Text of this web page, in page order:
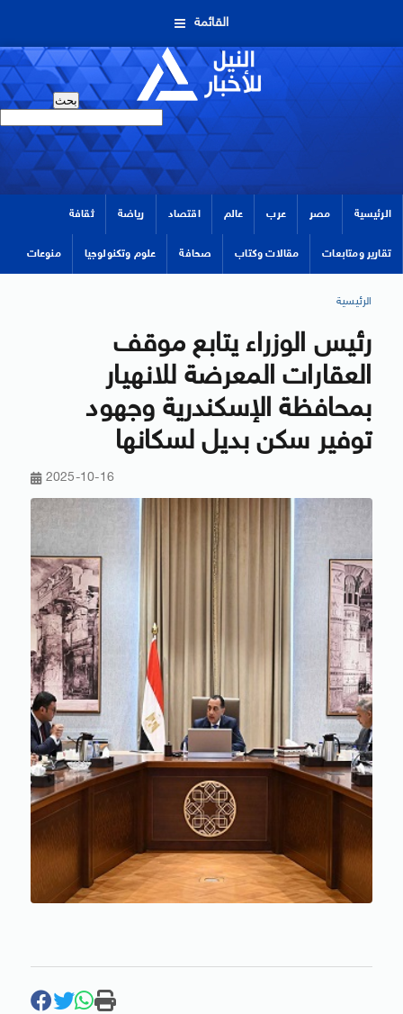
القائمة
الرئيسية مصر عرب عالم اقتصاد رياضة ثقافة
تقارير ومتابعات مقالات وكتاب صحافة علوم وتكنولوجيا منوعات
الرئيسية
رئيس الوزراء يتابع موقف
العقارات المعرضة للانهيار
بمحافظة الإسكندرية وجهود
توفير سكن بديل لسكانها
2025-10-16